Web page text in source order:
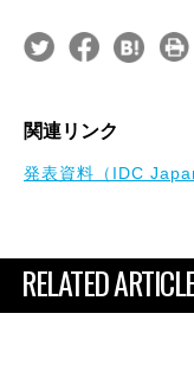
関連リンク
発表資料（IDC
RELATED